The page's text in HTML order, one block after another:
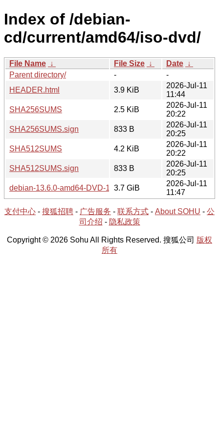
Index of /debian-
cd/current/amd64/iso-dvd/
File Name ↓ File Size ↓ Date ↓
Parent directory/
-
-
HEADER.html
3.9 KiB
2026-Jul-11
11:44
SHA256SUMS
2.5 KiB
2026-Jul-11
20:22
SHA256SUMS.sign
833 B
2026-Jul-11
20:25
SHA512SUMS
4.2 KiB
2026-Jul-11
20:22
SHA512SUMS.sign
833 B
2026-Jul-11
20:25
debian-13.6.0-amd64-DVD-1.iso3.7 GiB
2026-Jul-11
11:47
支付中心 - 搜狐招聘 - 广告服务 - 联系方式 - About SOHU - 公
司介绍 - 隐私政策
Copyright © 2026 Sohu All Rights Reserved. 搜狐公司 版权
所有